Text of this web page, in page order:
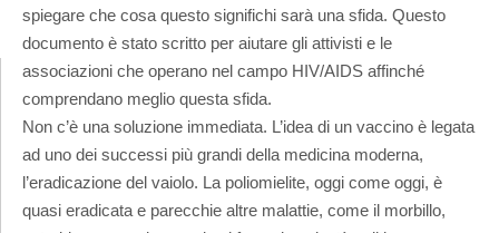
spiegare che cosa questo significhi sarà una sfida. Questo
documento è stato scritto per aiutare gli attivisti e le
associazioni che operano nel campo HIV/AIDS affinché
comprendano meglio questa sfida.
Non c’è una soluzione immediata. L’idea di un vaccino è legata
ad uno dei successi più grandi della medicina moderna,
l’eradicazione del vaiolo. La poliomielite, oggi come oggi, è
quasi eradicata e parecchie altre malattie, come il morbillo,